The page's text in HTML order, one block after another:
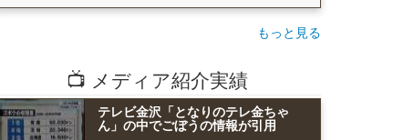
もっと見る
📺 メディア紹介実績
テレビ金沢「となりのテレ金ちゃ
ん」の中でごぼうの情報が引用